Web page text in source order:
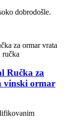
dobrodošle.
Ručka za
vinski ormar